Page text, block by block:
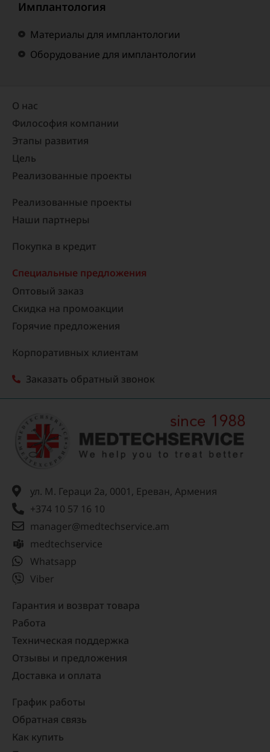
Имплантология
Материалы для имплантологии
Оборудование для имплантологии
О нас
Философия компании
Этапы развития
Цель
Реализованные проекты​
Реализованные проекты
Наши партнеры
Покупка в кредит
Специальные предложения
Оптовый заказ
Скидка на промоакции
Горячие предложения
Корпоративных клиентам
Заказать обратный звонок
ул. М. Гераци 2а, 0001, Ереван, Армения
+374 10 57 16 10
manager@medtechservice.am
medtechservice
Whatsapp
Viber
Гарантия и возврат товара
Работа
Техническая поддержка
Отзывы и предложения
Доставка и оплата
График работы
Обратная связь
Как купить